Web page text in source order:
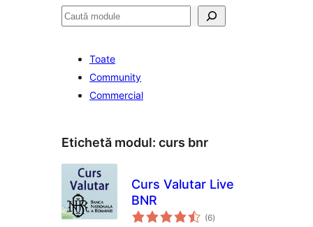
Caută
Toate
Community
Commercial
Etichetă modul: curs bnr
Curs Valutar Live
BNR
(6total
aprecieri
)